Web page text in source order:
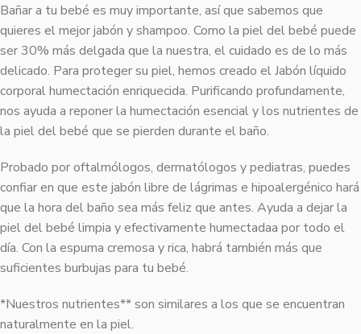
Bañar a tu bebé es muy importante, así que sabemos que
quieres el mejor jabón y shampoo. Como la piel del bebé puede
ser 30% más delgada que la nuestra, el cuidado es de lo más
delicado. Para proteger su piel, hemos creado el Jabón líquido
corporal humectación enriquecida. Purificando profundamente,
nos ayuda a reponer la humectación esencial y los nutrientes de
la piel del bebé que se pierden durante el baño.
Probado por oftalmólogos, dermatólogos y pediatras, puedes
confiar en que este jabón libre de lágrimas e hipoalergénico hará
que la hora del baño sea más feliz que antes. Ayuda a dejar la
piel del bebé limpia y efectivamente humectadaa por todo el
día. Con la espuma cremosa y rica, habrá también más que
suficientes burbujas para tu bebé.
*Nuestros nutrientes** son similares a los que se encuentran
naturalmente en la piel.